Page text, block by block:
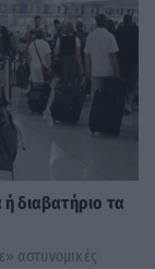
διαβατήριο τα
αστυνομικές